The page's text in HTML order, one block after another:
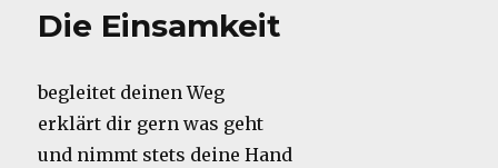
Die Einsamkeit
begleitet deinen Weg
erklärt dir gern was geht
und nimmt stets deine Hand